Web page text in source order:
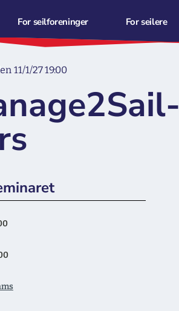
For seilforeninger For seilere
11/1/27 19:00